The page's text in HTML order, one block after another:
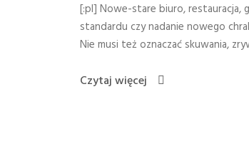
[:pl] Nowe-stare biuro, restauracja,
standardu czy nadanie nowego
Nie musi też oznaczać skuwania,
Czytaj więcej